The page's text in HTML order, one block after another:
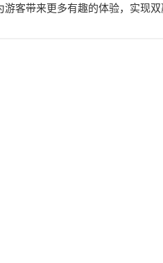
客带来更多有趣的体验，实现